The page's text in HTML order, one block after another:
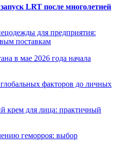
LRT после многолетней
для предприятия:
поставкам
в мае 2026 года начала
факторов до личных
крем для лица: практичный
геморроя: выбор